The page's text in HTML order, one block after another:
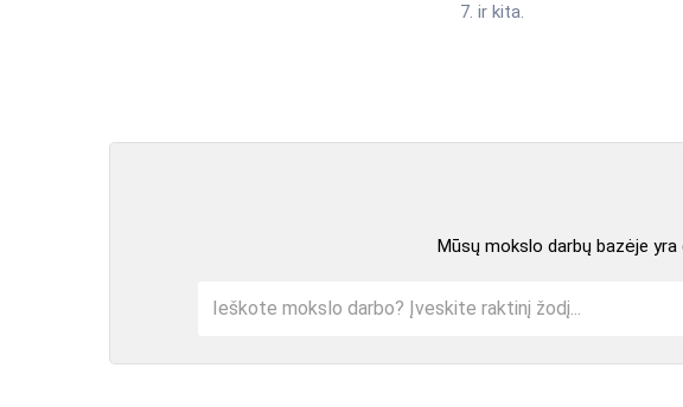
7. ir kita.
Mūsų mokslo darbų bazėje